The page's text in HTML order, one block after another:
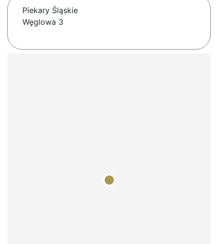
Piekary Śląskie
Węglowa 3